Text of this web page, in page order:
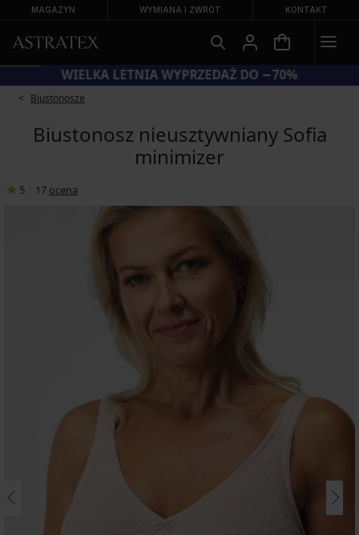
MAGAZYN WYMIANA I ZWROT KONTAKT
WIELKA LETNIA WYPRZEDAŻ DO −70%
Biustonosze
Biustonosz nieusztywniany Sofia
minimizer
5 17 ocena